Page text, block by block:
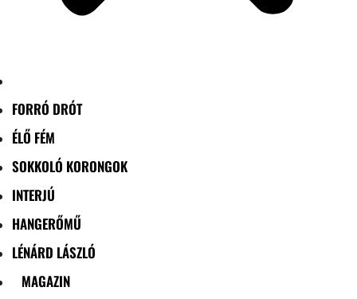
FORRÓ DRÓT
ÉLŐ FÉM
SOKKOLÓ KORONGOK
INTERJÚ
HANGERŐMŰ
LÉNÁRD LÁSZLÓ
MAGAZIN